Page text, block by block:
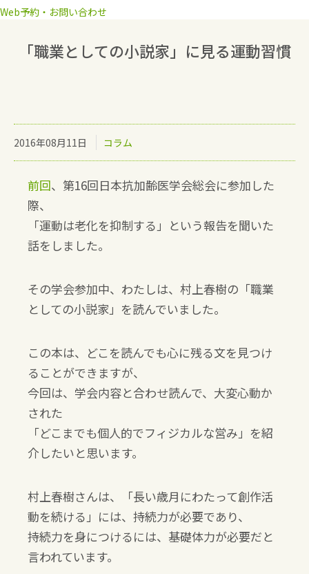
Web予約・お問い合わせ
「職業としての小説家」に見る運動習慣
2016年08月11日 コラム
前回、第16回日本抗加齢医学会総会に参加した
際、
「運動は老化を抑制する」という報告を聞いた
話をしました。
その学会参加中、わたしは、村上春樹の「職業
としての小説家」を読んでいました。
この本は、どこを読んでも心に残る文を見つけ
ることができますが、
今回は、学会内容と合わせ読んで、大変心動か
された
「どこまでも個人的でフィジカルな営み」を紹
介したいと思います。
村上春樹さんは、「長い歳月にわたって創作活
動を続ける」には、持続力が必要であり、
持続力を身につけるには、基礎体力が必要だと
言われています。